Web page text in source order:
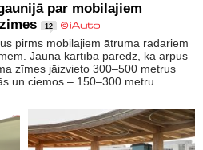
par mobilajiem
12
pirms mobilajiem ātruma radariem
Jaunā kārtība paredz, ka ārpus
zīmes jāizvieto 300–500 metrus
un ciemos – 150–300 metru